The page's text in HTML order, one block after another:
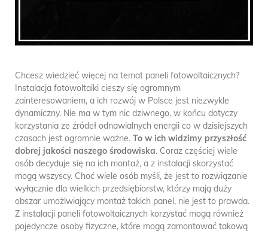
Chcesz wiedzieć więcej na temat paneli fotowoltaicznych?
Instalacja fotowoltaiki cieszy się ogromnym
zainteresowaniem, a ich rozwój w Polsce jest niezwykle
dynamiczny. Nie ma w tym nic dziwnego, w końcu dotyczy
korzystania ze źródeł odnawialnych energii co w dzisiejszych
czasach jest ogromnie ważne. To w ich widzimy przyszłość
dobrej jakości naszego środowiska. Coraz częściej wiele
osób decyduje się na ich montaż, a z instalacji skorzystać
mogą wszyscy. Choć wiele osób myśli, że jest to rozwiązanie
wyłącznie dla wielkich przedsiębiorstw, którzy mają duży
obszar umożlwiający montaż takich panel, nie jest to prawda.
Z instalacji paneli fotowoltaicznych korzystać mogą również
pojedyncze osoby fizyczne, które mogą zamontować takową